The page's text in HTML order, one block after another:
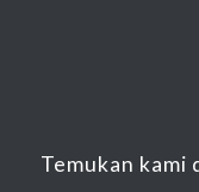
Temukan kami